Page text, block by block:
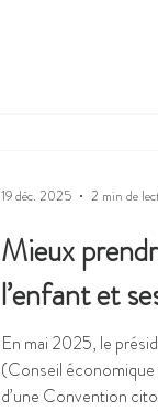
Mieux
l’enfant et
En mai 2025, le
(Conseil économique
d’une Convention
19 déc. 2025 2 min de